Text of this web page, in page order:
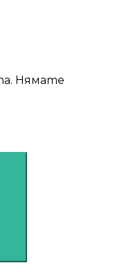
Нямате